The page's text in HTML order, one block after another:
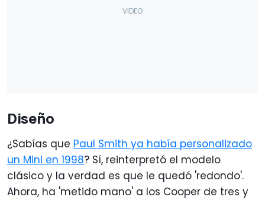
Diseño
¿Sabías que Paul Smith ya había personalizado
un Mini en 1998? Sí, reinterpretó el modelo
clásico y la verdad es que le quedó 'redondo'.
Ahora, ha 'metido mano' a los Cooper de tres y